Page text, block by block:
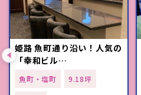
姫路 魚町通り沿い！人気の
「幸和ビル…
魚町・塩町 9.18坪